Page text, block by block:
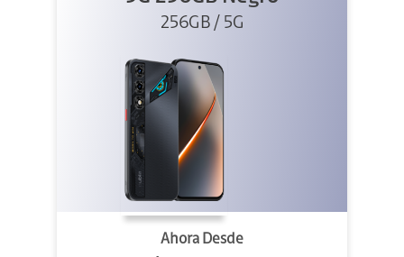
256GB / 5G
Ahora Desde